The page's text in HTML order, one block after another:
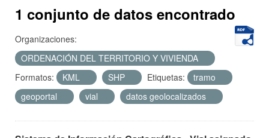
Acerca de
1 conjunto de datos encontrado
Organizaciones:
ORDENACIÓN DEL TERRITORIO Y VIVIENDA
Formatos:
KML SHP Etiquetas:
tramo
geoportal
vial datos geolocalizados